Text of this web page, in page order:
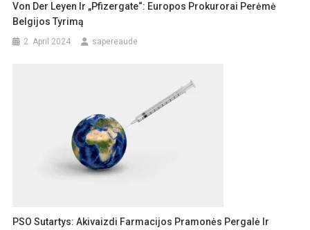
Von Der Leyen Ir „Pfizergate“: Europos Prokurorai Perėmė
Belgijos Tyrimą
2. April 2024 sapereaude
PSO Sutartys: Akivaizdi Farmacijos Pramonės Pergalė Ir